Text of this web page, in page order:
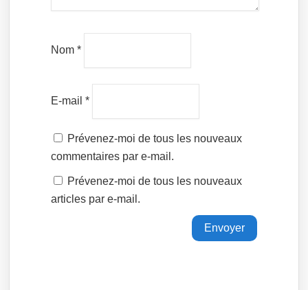
Nom*
E-mail*
Prévenez-moi de tous les nouveaux
commentaires par e-mail.
Prévenez-moi de tous les nouveaux
articles par e-mail.